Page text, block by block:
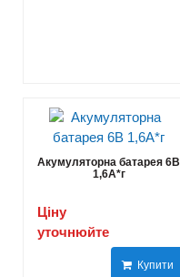
Акумуляторна батарея 6В
1,6A*г
Ціну
уточнюйте
Купити